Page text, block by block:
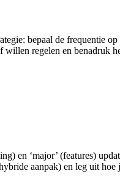
bepaal de frequentie
regelen en benadruk
en ‘major’ (features)
aanpak) en leg uit hoe